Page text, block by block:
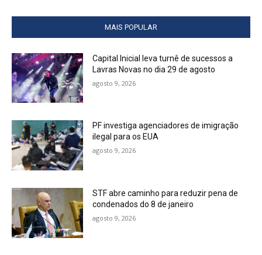
MAIS POPULAR
Capital Inicial leva turnê de sucessos a
Lavras Novas no dia 29 de agosto
agosto 9, 2026
PF investiga agenciadores de imigração
ilegal para os EUA
agosto 9, 2026
STF abre caminho para reduzir pena de
condenados do 8 de janeiro
agosto 9, 2026